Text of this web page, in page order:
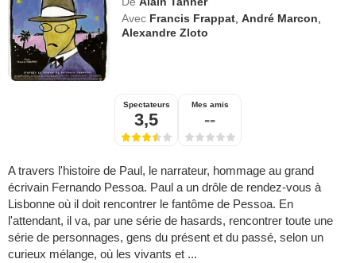
Avec Francis Frappat ,André Marcon
Alexandre Zloto
Spectateurs
3,5
Mes amis
--
A travers l'histoire de Paul, le narrateur, hommage au grand
écrivain Fernando Pessoa. Paul a un drôle de rendez-vous à
Lisbonne où il doit rencontrer le fantôme de Pessoa. En
l'attendant, il va, par une série de hasards, rencontrer toute une
série de personnages, gens du présent et du passé, selon un
curieux mélange, où les vivants et ...